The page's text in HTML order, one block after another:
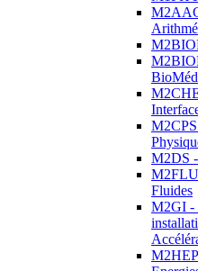
M2DS
Fluides
M2GI -